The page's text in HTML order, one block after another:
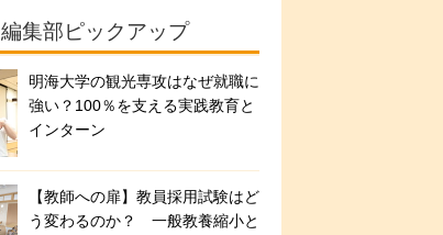
編集部ピックアップ
明海大学の観光専攻はなぜ就職に
強い？100％を支える実践教育と
インターン
【教師への扉】教員採用試験はど
う変わるのか？ 一般教養縮小と